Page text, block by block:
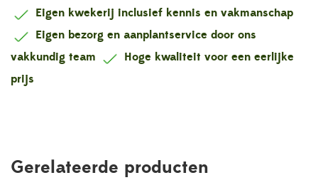
Eigen kwekerij inclusief kennis en vakmanschap
Eigen bezorg en aanplantservice door ons
vakkundig team
Hoge kwaliteit voor een eerlijke
prijs
Gerelateerde producten